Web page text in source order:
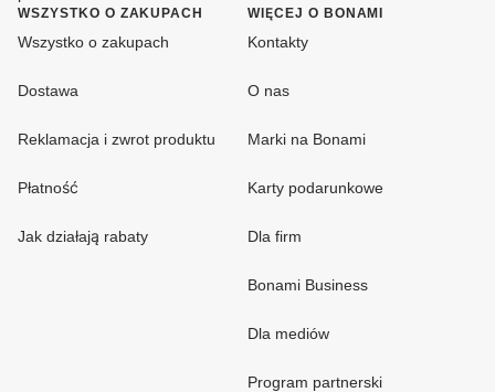
WSZYSTKO O ZAKUPACH
Wszystko o zakupach
Dostawa
Reklamacja i zwrot produktu
Płatność
Jak działają rabaty
WIĘCEJ O BONAMI
Kontakty
O nas
Marki na Bonami
Karty podarunkowe
Dla firm
Bonami Business
Dla mediów
Program partnerski